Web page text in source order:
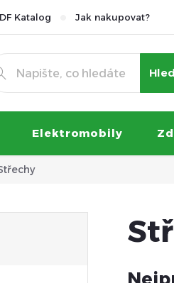
Katalog Jak nakupovat?
Elektromobily